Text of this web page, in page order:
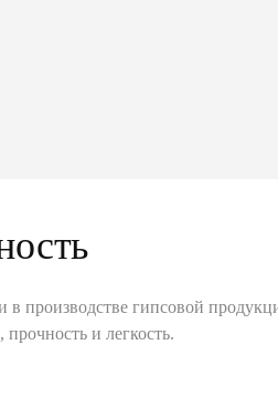
производстве гипсовой
прочность и легкость.